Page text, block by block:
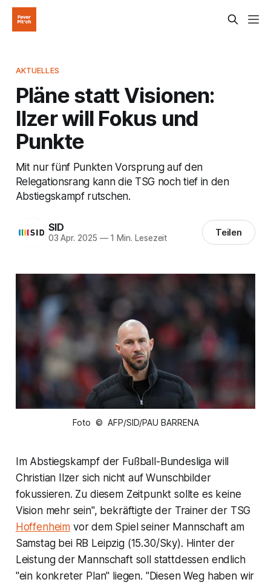
AKTUELLES
Pläne statt Visionen:
Ilzer will Fokus und
Punkte
Mit nur fünf Punkten Vorsprung auf den
Relegationsrang kann die TSG noch tief in den
Abstiegskampf rutschen.
SID
03 Apr. 2025 —1 Min. Lesezeit Teilen
Foto © AFP/SID/PAU BARRENA
Im Abstiegskampf der Fußball-Bundesliga will
Christian Ilzer sich nicht auf Wunschbilder
fokussieren. Zu diesem Zeitpunkt sollte es keine
Vision mehr sein", bekräftigte der Trainer der TSG
Hoffenheim vor dem Spiel seiner Mannschaft am
Samstag bei RB Leipzig (15.30/Sky). Hinter der
Leistung der Mannschaft soll stattdessen endlich
"ein konkreter Plan" liegen. "Diesen Weg haben wir